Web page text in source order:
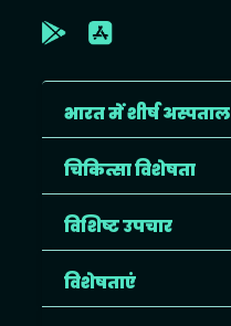
भारत में शीर्ष अस्पताल
चिकित्सा विशेषता
विशिष्ट उपचार
विशेषताएं